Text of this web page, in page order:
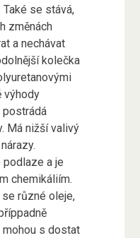
se stává,
změnách
a nechávat
kolečka
výhody
postrádá
Má nižší valivý
podlaze a je
chemikáliím.
různé oleje,
mohou s dostat